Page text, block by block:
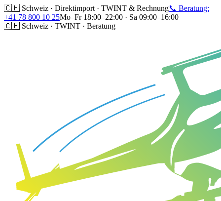
🇨🇭 Schweiz · Direktimport · TWINT & Rechnung📞 Beratung:
+41 78 800 10 25Mo–Fr 18:00–22:00 · Sa 09:00–16:00
🇨🇭 Schweiz · TWINT · Beratung